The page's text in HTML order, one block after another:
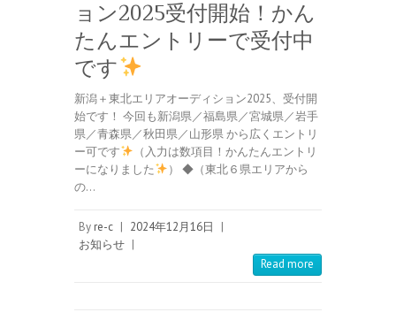
ョン2025受付開始！かん
たんエントリーで受付中
です
新潟＋東北エリアオーディション2025、受付開
始です！ 今回も新潟県／福島県／宮城県／岩手
県／青森県／秋田県／山形県 から広くエントリ
ー可です
（入力は数項目！かんたんエントリ
ーになりました
） ◆（東北６県エリアから
の…
By re-c | 2024年12月16日
|
お知らせ |
Read more